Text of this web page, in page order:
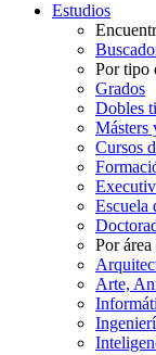
Estudios
Por tipo
Grados
Dobles
Másters
Cursos
Escuela
Por
Arte,